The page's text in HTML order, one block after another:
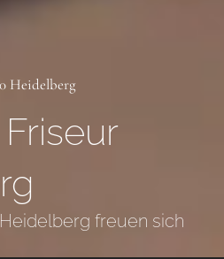
Heidelberg
freuen sich